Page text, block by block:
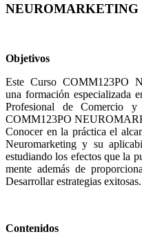
NEUROMARKETING
Objetivos
Este Curso COMM123PO
una formación especializada
Profesional de Comercio
COMM123PO
Conocer en la práctica el
Neuromarketing y su
estudiando los efectos que la
mente además de
Desarrollar estrategias exitosas.
Contenidos